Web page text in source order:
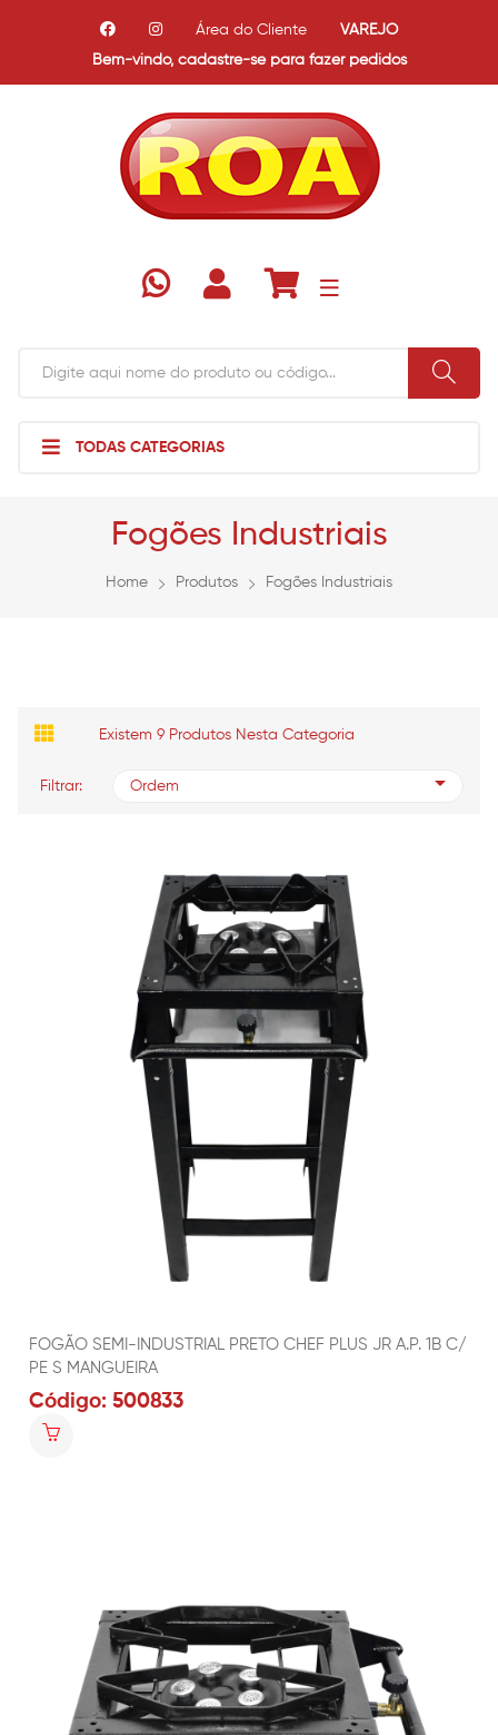
Bem-vindo, cadastre-se para fazer pedidos
Área do Cliente VAREJO
TODAS CATEGORIAS
Fogões Industriais
Home Produtos Fogões Industriais
Existem 9 Produtos Nesta Categoria
Filtrar: Ordem
FOGÃO SEMI-INDUSTRIAL PRETO CHEF PLUS JR A.P. 1B C/
PE S MANGUEIRA
Código: 500833